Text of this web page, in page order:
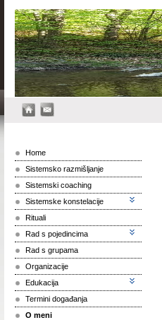
Home
Sistemsko razmišljanje
Sistemski coaching
Sistemske konstelacije
Rituali
Rad s pojedincima
Rad s grupama
Organizacije
Edukacija
Termini događanja
O meni